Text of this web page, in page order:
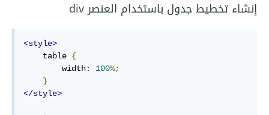
إنشاء تخطيط جدول باستخدام العنصر div
<style>
    table
{
        width
: 100%;
}
</style>